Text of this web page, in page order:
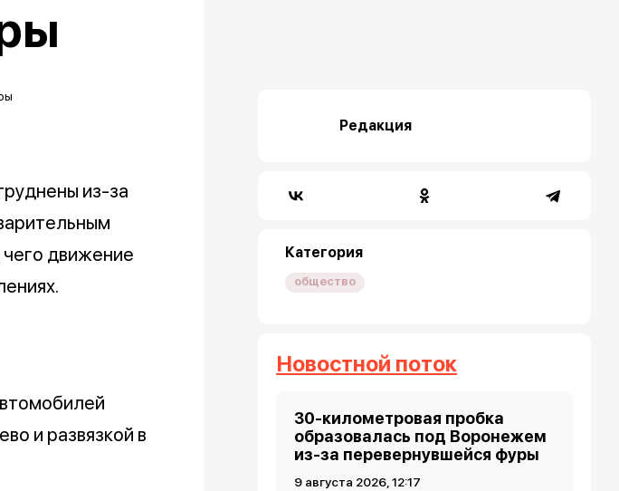
из-за
чего движение
и развязкой в
Редакция
Категория
общество
Новостной поток
30-километровая пробка
образовалась под Воронежем
из-за перевернувшейся фуры
9 августа 2026, 12:17